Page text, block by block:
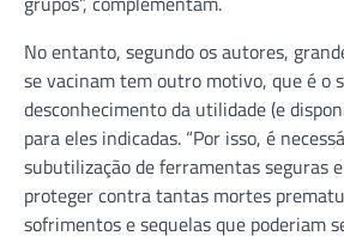
No entanto, segundo os autores,
se vacinam tem outro motivo, que é o
desconhecimento da utilidade (e
para eles indicadas. “Por isso, é
subutilização de ferramentas seguras
proteger contra tantas mortes
sofrimentos e sequelas que poderiam